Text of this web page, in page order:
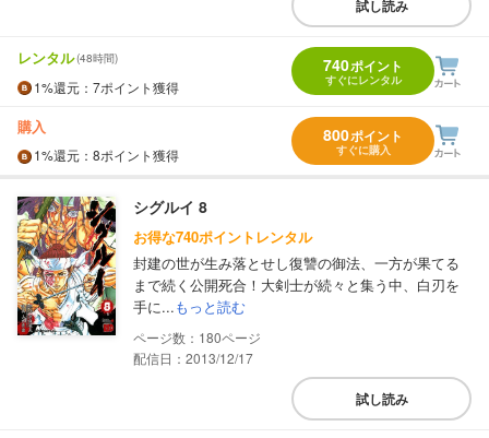
試し読み
レンタル(48時間)
1%還元 ：7ポイント獲得
740ポイント
すぐにレンタル
購入
1%還元 ：8ポイント獲得
800ポイント
すぐに購入
シグルイ 8
お得な740ポイントレンタル
封建の世が生み落とせし復讐の御法、一方が果てる
まで続く公開死合！大剣士が続々と集う中、白刃を
手に...もっと読む
180
配信日：2013/12/17
試し読み